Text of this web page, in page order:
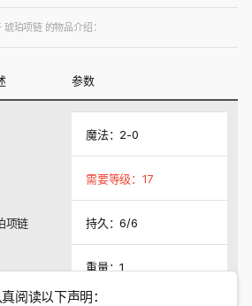
珀项链 的物品介绍：
参数
项链
魔法：2-0
需要等级：17
持久：6/6
重量：1
阅读以下声明：